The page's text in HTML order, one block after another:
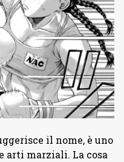
il nome, è uno
arti marziali. La cosa